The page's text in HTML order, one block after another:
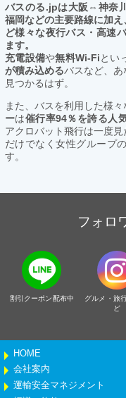
バスのる.jpは大阪⇔神奈
福岡などの主要路線に加
ど様々な夜行バス・高速
ます。
充電設備や無料Wi-Fiとい
が積み込めるバスなど、あ
見つかるはず。
また、バスを利用した様
ーは催行率94％を誇る人
アクロバット飛行は一度
だけでなく女性グループ
す。
フォロ
割引クーポン配布中
グルメ・旅
ど
HOME
会社案内
運輸安全マネジメント